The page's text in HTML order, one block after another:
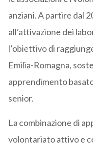
anziani. A partire dal
all’attivazione dei
l’obiettivo di
Emilia-Romagna,
apprendimento
senior.
La combinazione di
volontariato attivo e